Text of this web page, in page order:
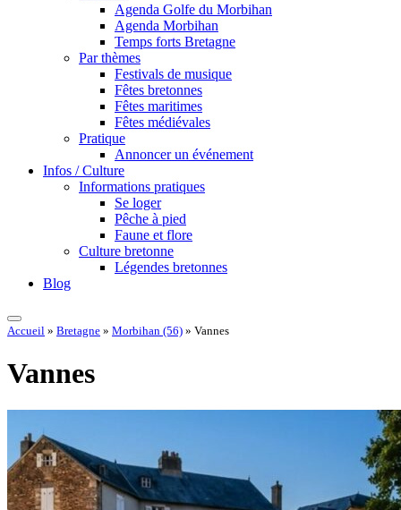
Agenda Golfe du Morbihan
Agenda Morbihan
Temps forts Bretagne
Par thèmes
Festivals de musique
Fêtes bretonnes
Fêtes maritimes
Fêtes médiévales
Pratique
Annoncer un événement
Infos / Culture
Informations pratiques
Se loger
Pêche à pied
Faune et flore
Culture bretonne
Légendes bretonnes
Blog
Accueil » Bretagne » Morbihan (56) » Vannes
Vannes